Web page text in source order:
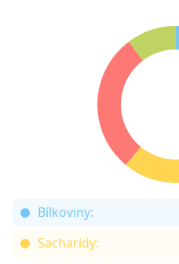
Bílkoviny:
Sacharidy: